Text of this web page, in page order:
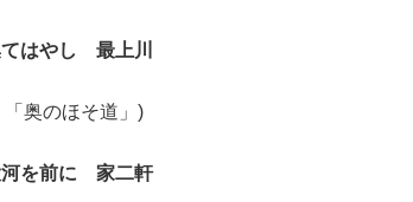
はやし 最上川
奥のほそ道」)
を前に 家二軒